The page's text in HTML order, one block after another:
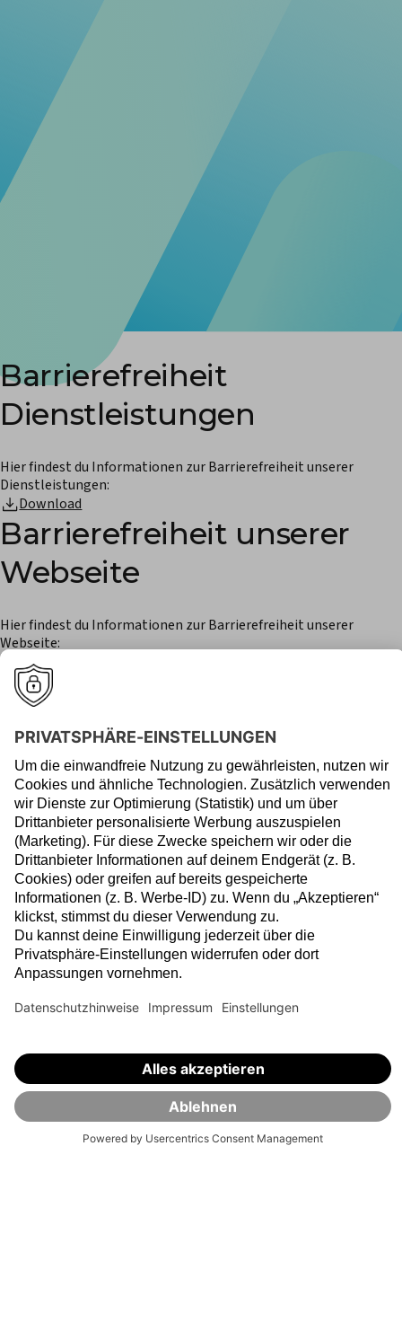
Barrierefreiheit
Dienstleistungen
Hier findest du Informationen zur Barrierefreiheit unserer
Dienstleistungen:
Download
Barrierefreiheit unserer
Webseite
Hier findest du Informationen zur Barrierefreiheit unserer
Webseite:
Download
Robo-Advisor
Klassische Portfolios
Nachhaltigkeitsorientierte
Portfolios
Sparen für Kinder
Geschenksparen
Kosten
Anlagekonzept
SmartCash
Enhanced Active ETFs
VisualVest
Partnerprogramm
FAQ
Karriere
Allgemein
Kontakt
Datenschutz
Impressum